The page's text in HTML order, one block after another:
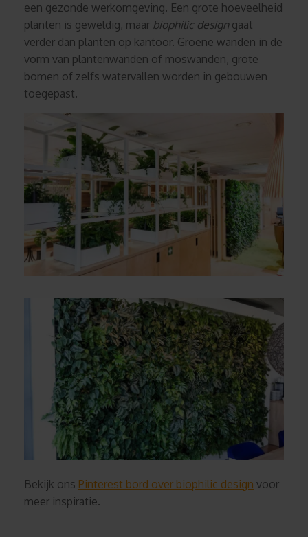
een gezonde werkomgeving. Een grote hoeveelheid
planten is geweldig, maar biophilic designgaat
verder dan planten op kantoor. Groene wanden in de
vorm van plantenwanden of moswanden, grote
bomen of zelfs watervallen worden in gebouwen
toegepast.
Bekijk ons Pinterest bord over biophilic design voor
meer inspiratie.